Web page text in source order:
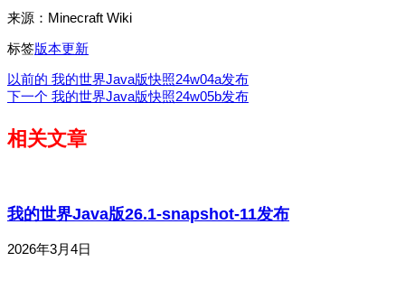
来源：Minecraft Wiki
标签版本更新
以前的 我的世界Java版快照24w04a发布
下一个 我的世界Java版快照24w05b发布
相关文章
我的世界Java版26.1-snapshot-11发布
2026年3月4日